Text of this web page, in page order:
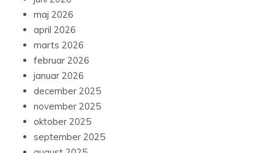
maj 2026
april 2026
marts 2026
februar 2026
januar 2026
december 2025
november 2025
oktober 2025
september 2025